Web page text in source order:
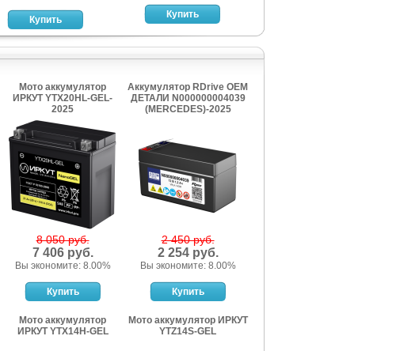
Мото аккумулятор
ИРКУТ YTX20HL-GEL-
2025
8 050 руб.
7 406 руб.
Вы экономите: 8.00%
Аккумулятор RDrive OEM
ДЕТАЛИ N000000004039
(MERCEDES)-2025
2 450 руб.
2 254 руб.
Вы экономите: 8.00%
Мото аккумулятор
ИРКУТ YTX14H-GEL
Мото аккумулятор ИРКУТ
YTZ14S-GEL